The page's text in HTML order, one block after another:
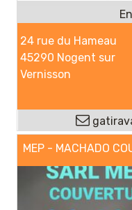
24 rue du Hameau
45290 Nogent sur
Vernisson
MEP - MACHADO